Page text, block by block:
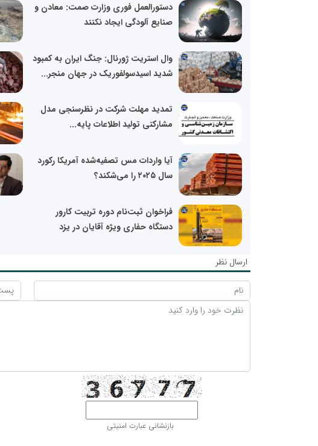
دستورالعمل فوری وزارت صمت: معادن و
صنایع آلودگی ایجاد نکنند
وال‌ استریت ژورنال: جنگ ایران به کمبود
شدید اسیدسولفوریک در جهان منجر...
تمدید مهلت شرکت در نظرسنجی مدل
مشارکتی تولید اطلاعات پایه...
آیا واردات مس تصفیه‌شده آمریکا رکورد
سال ۲۰۲۵ را می‌شکند؟
فراخوان ثبت‌نام دوره تربیت کارور
دستگاه حفاری ویژه آقایان در یزد
ارسال نظر
بازنشانی عبارت امنیتی